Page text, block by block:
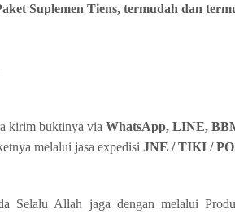
Suplemen Tiens, termudah dan
kirim buktinya via WhatsApp, LINE,
melalui jasa expedisi JNE / TIKI /
Selalu Allah jaga dengan melalui